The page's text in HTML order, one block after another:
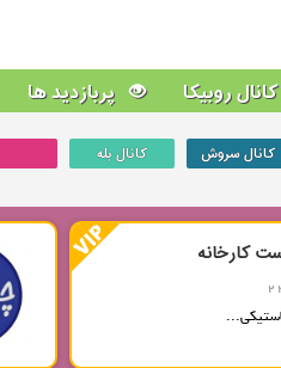
کانال روبیکا پربازدید ها
کانال سروش کانال بله
کارخانه